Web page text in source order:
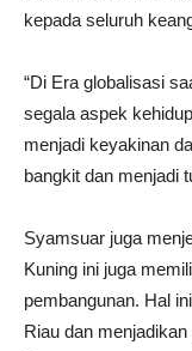
kepada seluruh
“Di Era globalisasi
segala aspek
menjadi keyakinan
bangkit dan menjadi
Syamsuar juga
Kuning ini juga
pembangunan. Hal
Riau dan